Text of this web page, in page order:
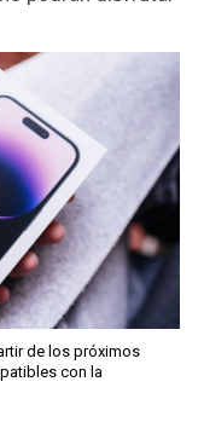
de los próximos
con la